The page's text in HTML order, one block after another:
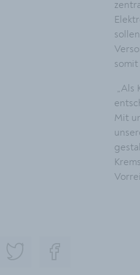
„Als
Mit